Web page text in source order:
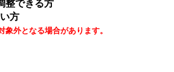
整できる方
方
外となる場合があります。